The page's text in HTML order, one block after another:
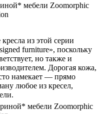
мебели Zoomorphic
из этой серии
furniture», поскольку
но также и
Дорогая кожа,
намекает — прямо
любое из кресел,